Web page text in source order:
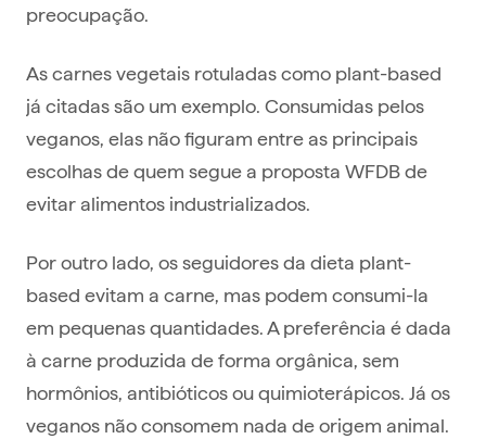
preocupação.
As carnes vegetais rotuladas como plant-based
já citadas são um exemplo. Consumidas pelos
veganos, elas não figuram entre as principais
escolhas de quem segue a proposta WFDB de
evitar alimentos industrializados.
Por outro lado, os seguidores da dieta plant-
based evitam a carne, mas podem consumi-la
em pequenas quantidades. A preferência é dada
à carne produzida de forma orgânica, sem
hormônios, antibióticos ou quimioterápicos. Já os
veganos não consomem nada de origem animal.